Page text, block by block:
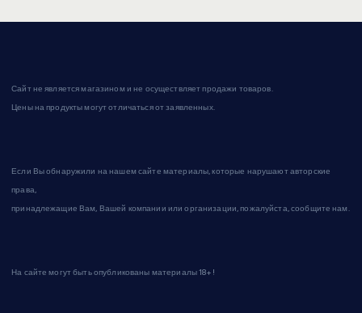
Сайт не является магазином и не осуществляет продажи товаров.
Цены на продукты могут отличаться от заявленных.
Если Вы обнаружили на нашем сайте материалы, которые нарушают авторские
права,
принадлежащие Вам, Вашей компании или организации, пожалуйста, сообщите нам.
На сайте могут быть опубликованы материалы 18+!